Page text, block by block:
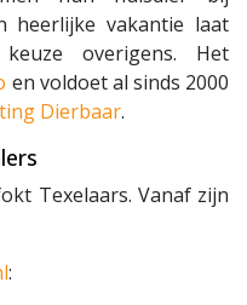
heerlijke vakantie laat
overigens. Het
en voldoet al sinds 2000
Dierbaar.
Texelaars. Vanaf zijn
: